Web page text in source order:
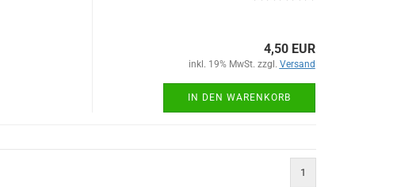
4,50 EUR
inkl. 19% MwSt. zzgl. Versand
IN DEN WARENKORB
1